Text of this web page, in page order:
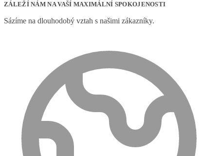
ZÁLEŽÍ NÁM NA VAŠÍ MAXIMÁLNÍ SPOKOJENOSTI
Sázíme na dlouhodobý vztah s našimi zákazníky.